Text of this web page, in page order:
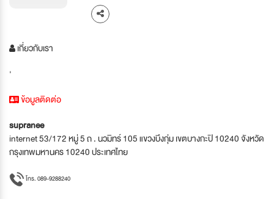
เกี่ยวกับเรา
'
ข้อมูลติดต่อ
supranee
internet 53/172 หมู่ 5 ถ . นวมิทร์ 105 แขวงบึงกุ่ม เขตบางกะปิ 10240 จังหวัด
กรุงเทพมหานคร 10240 ประเทศไทย
โทร. 089-9288240